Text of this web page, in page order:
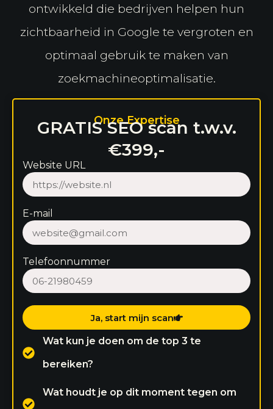
ontwikkeld die bedrijven helpen hun
zichtbaarheid in Google te vergroten en
optimaal gebruik te maken van
zoekmachineoptimalisatie.
Onze Expertise
GRATIS SEO scan t.w.v.
€399,-
Website URL
E-mail
Telefoonnummer
Ja, start mijn scan
Wat kun je doen om de top 3 te
bereiken?
Wat houdt je op dit moment tegen om